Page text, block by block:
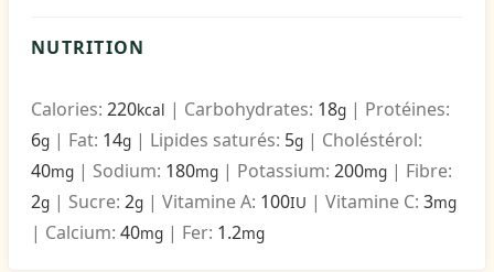
NUTRITION
Calories: 220kcal | Carbohydrates: 18g | Protéines:
6g | Fat: 14g | Lipides saturés: 5g | Choléstérol:
40mg | Sodium: 180mg | Potassium: 200mg | Fibre:
2g | Sucre: 2g | Vitamine A: 100IU | Vitamine C: 3mg
| Calcium: 40mg | Fer: 1.2mg